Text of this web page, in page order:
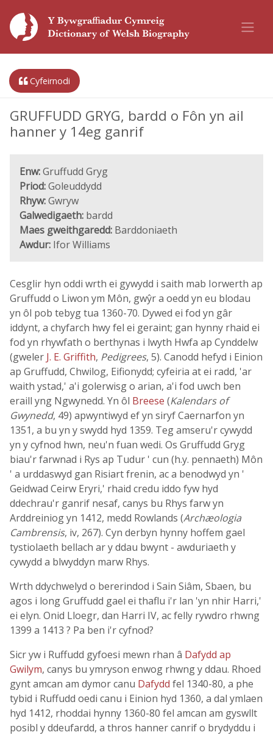
Cyfeirnodi
GRUFFUDD GRYG, bardd o Fôn yn ail
hanner y 14eg ganrif
Enw:Gruffudd Gryg
Priod:Goleuddydd
Rhyw:Gwryw
Galwedigaeth: bardd
Maes gweithgaredd: Barddoniaeth
Awdur: Ifor Williams
Cesglir hyn oddi wrth ei gywydd i saith mab Iorwerth ap
Gruffudd o Liwon ym Môn, gwŷr a oedd yn eu blodau
yn ôl pob tebyg tua 1360-70. Dywed ei fod yn gâr
iddynt, a chyfarch hwy fel ei geraint; gan hynny rhaid ei
fod yn rhywfath o berthynas i lwyth Hwfa ap Cynddelw
(gweler J. E. Griffith, Pedigrees, 5). Canodd hefyd i Einion
ap Gruffudd, Chwilog, Eifionydd; cyfeiria at ei radd, 'ar
waith ystad,' a'i golerwisg o arian, a'i fod uwch ben
eraill yng Ngwynedd. Yn ôl Breese (Kalendars of
Gwynedd, 49) apwyntiwyd ef yn siryf Caernarfon yn
1351, a bu yn y swydd hyd 1359. Teg amseru'r cywydd
yn y cyfnod hwn, neu'n fuan wedi. Os Gruffudd Gryg
biau'r farwnad i Rys ap Tudur ' cun (h.y. pennaeth) Môn
' a urddaswyd gan Risiart frenin, ac a benodwyd yn '
Geidwad Ceirw Eryri,' rhaid credu iddo fyw hyd
ddechrau'r ganrif nesaf, canys bu Rhys farw yn
Arddreiniog yn 1412, medd Rowlands (Archæologia
Cambrensis, iv, 267). Cyn derbyn hynny hoffem gael
tystiolaeth bellach ar y ddau bwynt - awduriaeth y
cywydd a blwyddyn marw Rhys.
Wrth ddychwelyd o bererindod i Sain Siâm, Sbaen, bu
agos i long Gruffudd gael ei thaflu i'r lan 'yn nhir Harri,'
ei elyn. Onid Lloegr, dan Harri IV, ac felly rywdro rhwng
1399 a 1413 ? Pa ben i'r cyfnod?
Sicr yw i Ruffudd gyfoesi mewn rhan â Dafydd ap
Gwilym, canys bu ymryson enwog rhwng y ddau. Rhoed
gynt amcan am dymor canu Dafydd fel 1340-80, a phe
tybid i Ruffudd oedi canu i Einion hyd 1360, a dal ymlaen
hyd 1412, rhoddai hynny 1360-80 fel amcan am gyswllt
posibl y ddeufardd, a thros hanner canrif o brydyddu i